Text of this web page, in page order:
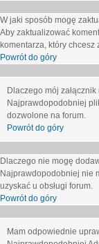
W jaki sposób mogę
Aby zaktualizować
komentarza, który
Powrót do góry
Dlaczego mój
Najprawdopodobniej
dozwolone na forum.
Powrót do góry
Dlaczego nie mogę
Najprawdopodobniej nie
uzyskać u obsługi forum.
Powrót do góry
Mam odpowiednie